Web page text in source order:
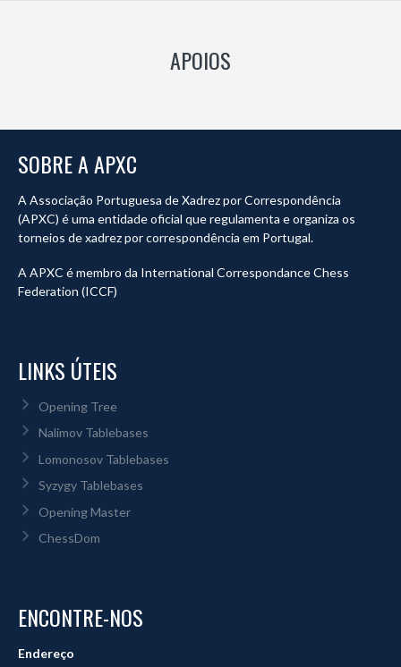
APOIOS
SOBRE A APXC
A Associação Portuguesa de Xadrez por Correspondência
(APXC) é uma entidade oficial que regulamenta e organiza os
torneios de xadrez por correspondência em Portugal.
A APXC é membro da International Correspondance Chess
Federation (ICCF)
LINKS ÚTEIS
Opening Tree
Nalimov Tablebases
Lomonosov Tablebases
Syzygy Tablebases
Opening Master
ChessDom
ENCONTRE-NOS
Endereço